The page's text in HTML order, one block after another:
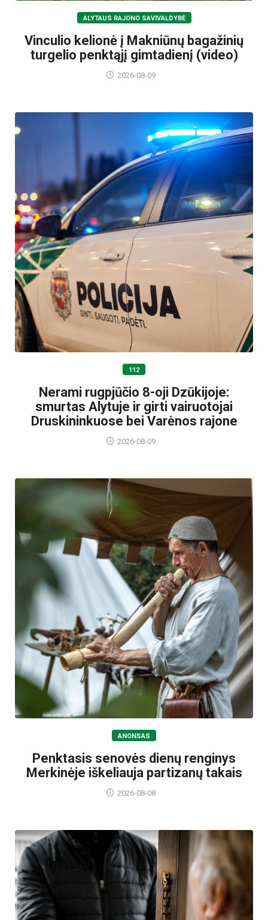
ALYTAUS RAJONO SAVIVALDYBĖ
Vinculio kelionė į Makniūnų bagažinių
turgelio penktąjį gimtadienį (video)
2026-08-09
112
Nerami rugpjūčio 8-oji Dzūkijoje:
smurtas Alytuje ir girti vairuotojai
Druskininkuose bei Varėnos rajone
2026-08-09
ANONSAS
Penktasis senovės dienų renginys
Merkinėje iškeliauja partizanų takais
2026-08-08